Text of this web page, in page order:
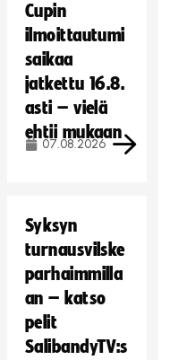
Cupin
ilmoittautumi
saikaa
jatkettu 16.8.
asti – vielä
ehtii mukaan
07.08.2026
Syksyn
turnausvilske
parhaimmilla
an – katso
pelit
SalibandyTV:s